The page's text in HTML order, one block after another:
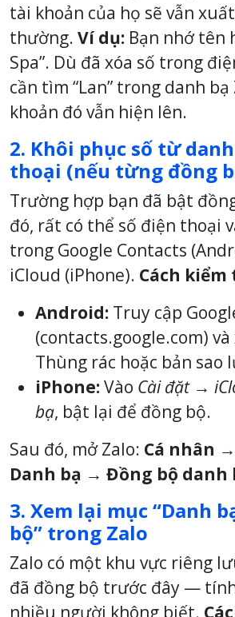
tài khoản của họ sẽ vẫn
thường. Ví dụ: Bạn nhớ tên
Spa”. Dù đã xóa số trong
cần tìm “Lan” trong danh bạ
khoản đó vẫn hiện lên.
2. Khôi phục số từ
thoại (nếu từng đồng
Trường hợp bạn đã bật
đó, rất có thể số điện thoại
trong Google Contacts
iCloud (iPhone). Cách kiểm
Android: Truy cập
(contacts.google.com)
Thùng rác hoặc bản sao
iPhone:Vào Cài đặt →
bạ, bật lại để đồng bộ.
Sau đó, mở Zalo: Cá nhân
Danh bạ → Đồng bộ danh
3. Xem lại mục “Danh
bộ” trong Zalo
Zalo có một khu vực riêng
đã đồng bộ trước đây —
nhiều người không biết.